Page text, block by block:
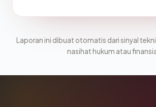
Laporan ini dibuat otomatis dari sinyal
nasihat hukum atau